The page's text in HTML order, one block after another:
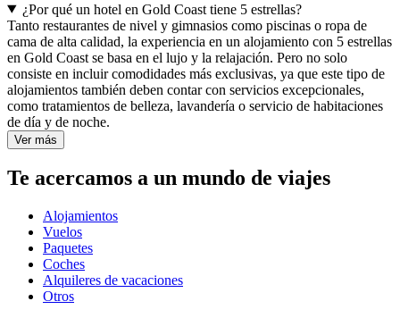
¿Por qué un hotel en Gold Coast tiene 5 estrellas?
Tanto restaurantes de nivel y gimnasios como piscinas o ropa de
cama de alta calidad, la experiencia en un alojamiento con 5 estrellas
en Gold Coast se basa en el lujo y la relajación. Pero no solo
consiste en incluir comodidades más exclusivas, ya que este tipo de
alojamientos también deben contar con servicios excepcionales,
como tratamientos de belleza, lavandería o servicio de habitaciones
de día y de noche.
Ver más
Te acercamos a un mundo de viajes
Alojamientos
Vuelos
Paquetes
Coches
Alquileres de vacaciones
Otros